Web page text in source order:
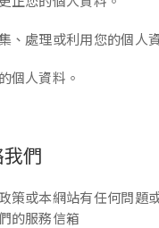
、處理或利用您的個人
個人資料。
們
策或本網站有任何問題
的服務信箱